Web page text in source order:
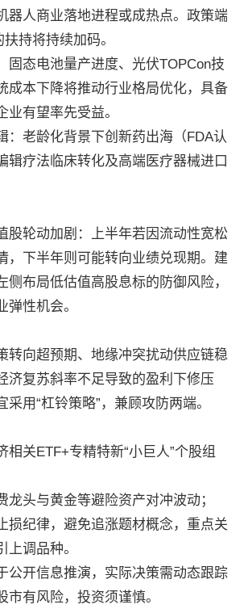
器人商业落地进程或成热点。政策端
扶持将持续加码。
固态电池量产进度、光伏TOPCon技
成本下降将推动行业格局优化，具备
业有望率先受益。
：老龄化背景下创新药出海（FDA认
辑疗法临床转化及高端医疗器械进口
股轮动加剧：上半年若因流动性宽松
，下半年则可能转向业绩兑现期。建
布局低估值高股息标的防御风险，
弹性机会。
转向超预期、地缘冲突扰动供应链稳
济复苏斜率不足导致的盈利下修压
用“杠铃策略”，兼顾攻防两端。
相关ETF+专精特新“小巨人”个股组
龙头与黄金等避险资产对冲波动；
损纪律，避免追涨题材概念，重点关
上调品种。
公开信息推演，实际决策需动态跟踪
市有风险，投资须谨慎。